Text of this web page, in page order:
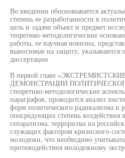
Во введении обосновывается
степень ее разработанности в
цель и задачи объект и предмет
теоретико-методологические
работы, ее научная новизна,
выносимые на защиту, указываются
диссертации
В первой главе
ДЕМОНСТРАЦИИ
(теоретико-методологические
параграфов, проводится анализ
форм политического радикализма и
опосредующих степень
сепаратизма, терроризма на
служащих фактором кризисного
молодежи, что необходимо
противодействия молодежному